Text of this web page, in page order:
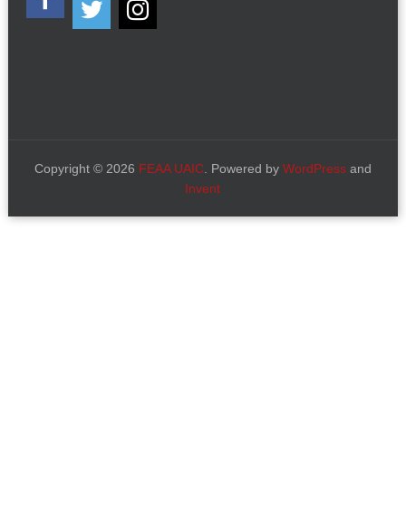
Copyright © 2026 FEAA UAIC. Powered by WordPressand
Invent